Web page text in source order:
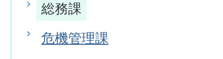
総務課
危機管理課